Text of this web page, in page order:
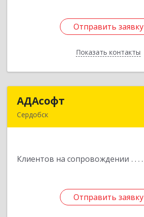
Отправить заявку
Показать контакты
Отправить заявку
Назад
АДАсофт
Сердобск
Клиентов на сопровождении
Отправить заявку
Отправить заявку